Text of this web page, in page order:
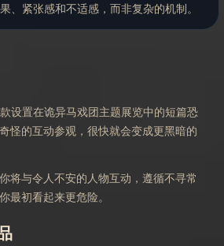
、紧张感和不适感，而非复杂的机制。
设置在诡异马戏团主题展览中的短篇恐
怪的互动参观，很快就会变成更黑暗的
将与令人不安的人物互动，遵循不寻常
最初看起来更危险。